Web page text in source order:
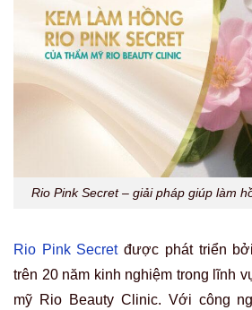
Rio Pink Secret – giải pháp giúp làm
Rio Pink Secretđược phát triển
trên 20 năm kinh nghiệm trong lĩnh
mỹ Rio Beauty Clinic. Với công